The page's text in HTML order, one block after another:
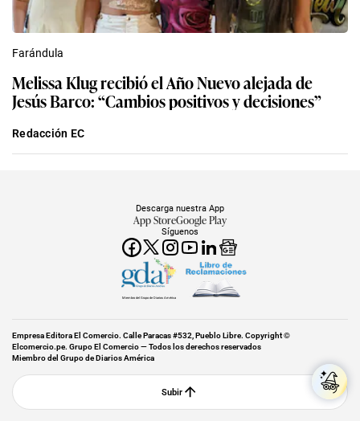
Farándula
Melissa Klug recibió el Año Nuevo alejada de
Jesús Barco: “Cambios positivos y decisiones”
Redacción EC
Síguenos
Descarga nuestra App
App StoreGoogle Play
Miembro del Grupo de Diarios América
Empresa Editora El Comercio. Calle Paracas #532, Pueblo Libre. Copyright ©
Elcomercio.pe. Grupo El Comercio — Todos los derechos reservados
Miembro del Grupo de Diarios América
Subir